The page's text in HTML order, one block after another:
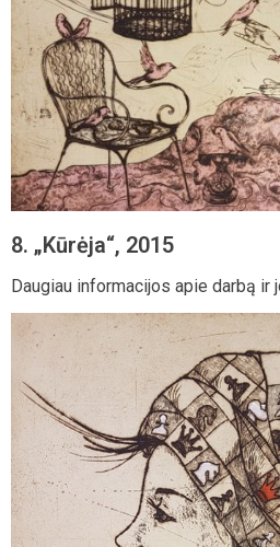
8. „Kūrėja“, 2015
Daugiau informacijos apie darbą ir